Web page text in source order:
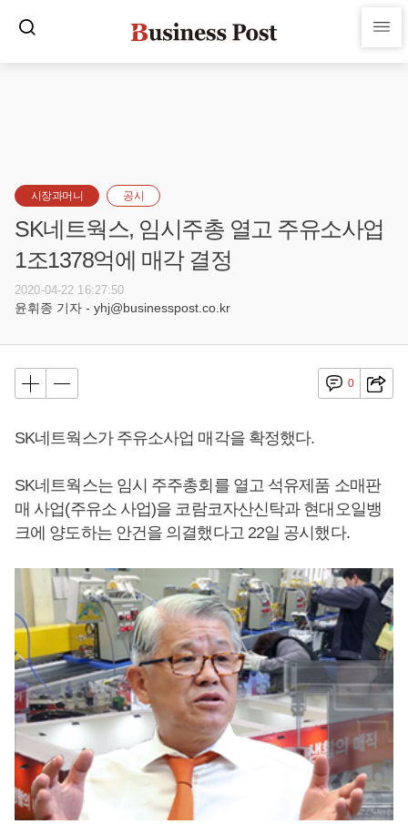
시장과머니 공시
SK네트웍스, 임시주총 열고 주유소사업
1조1378억에 매각 결정
2020-04-22 16:27:50
윤휘종 기자 - yhj@businesspost.co.kr
0
SK네트웍스가 주유소사업 매각을 확정했다.
SK네트웍스는 임시 주주총회를 열고 석유제품 소매판
매 사업(주유소 사업)을 코람코자산신탁과 현대오일뱅
크에 양도하는 안건을 의결했다고 22일 공시했다.